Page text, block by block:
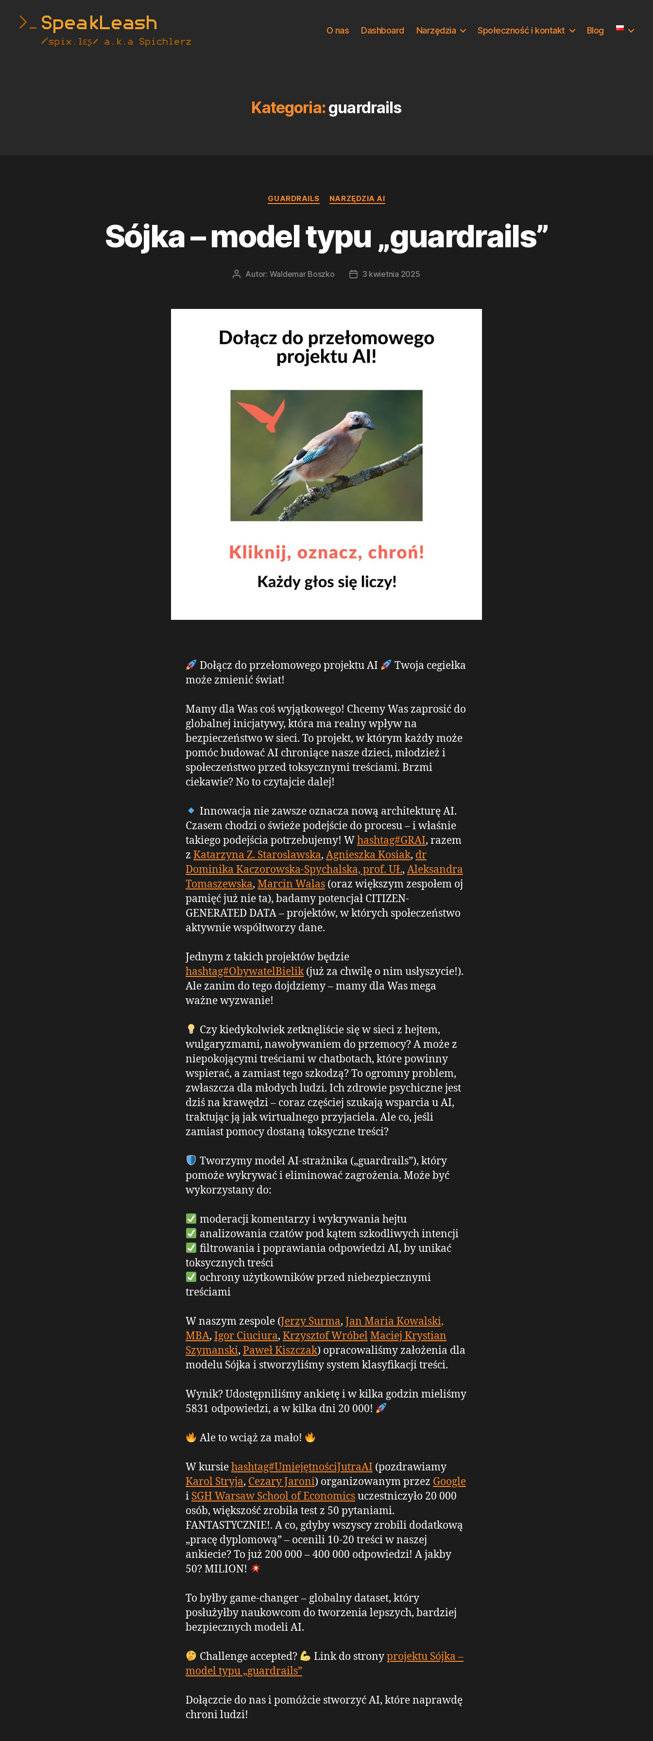
O nas Dashboard Narzędzia Społeczność i kontakt Blog
Kategoria: guardrails
Kategorie
GUARDRAILS NARZĘDZIA AI
Sójka – model typu „guardrails”
AutorAutor: Waldemar Boszko
Data3 kwietnia 2025
Dołącz do przełomowego projektu AI
Twoja cegiełka
może zmienić świat!
Mamy dla Was coś wyjątkowego! Chcemy Was zaprosić do
globalnej inicjatywy, która ma realny wpływ na
bezpieczeństwo w sieci. To projekt, w którym każdy może
pomóc budować AI chroniące nasze dzieci, młodzież i
społeczeństwo przed toksycznymi treściami. Brzmi
ciekawie? No to czytajcie dalej!
Innowacja nie zawsze oznacza nową architekturę AI.
Czasem chodzi o świeże podejście do procesu – i właśnie
takiego podejścia potrzebujemy! Whashtag#GRAI, razem
z Katarzyna Z. Staroslawska, Agnieszka Kosiak, dr
Dominika Kaczorowska-Spychalska, prof. UŁ, Aleksandra
Tomaszewska, Marcin Walas (oraz większym zespołem oj
pamięć już nie ta), badamy potencjał CITIZEN-
GENERATED DATA – projektów, w których społeczeństwo
aktywnie współtworzy dane.
Jednym z takich projektów będzie
hashtag#ObywatelBielik(już za chwilę o nim usłyszycie!).
Ale zanim do tego dojdziemy – mamy dla Was mega
ważne wyzwanie!
Czy kiedykolwiek zetknęliście się w sieci z hejtem,
wulgaryzmami, nawoływaniem do przemocy? A może z
niepokojącymi treściami w chatbotach, które powinny
wspierać, a zamiast tego szkodzą? To ogromny problem,
zwłaszcza dla młodych ludzi. Ich zdrowie psychiczne jest
dziś na krawędzi – coraz częściej szukają wsparcia u AI,
traktując ją jak wirtualnego przyjaciela. Ale co, jeśli
zamiast pomocy dostaną toksyczne treści?
Tworzymy model AI-strażnika („guardrails”), który
pomoże wykrywać i eliminować zagrożenia. Może być
wykorzystany do:
moderacji komentarzy i wykrywania hejtu
analizowania czatów pod kątem szkodliwych intencji
filtrowania i poprawiania odpowiedzi AI, by unikać
toksycznych treści
ochrony użytkowników przed niebezpiecznymi
treściami
W naszym zespole (Jerzy Surma, Jan Maria Kowalski,
MBA, Igor Ciuciura, Krzysztof WróbelMaciej Krystian
Szymanski, Paweł Kiszczak) opracowaliśmy założenia dla
modelu Sójka i stworzyliśmy system klasyfikacji treści.
Wynik? Udostępniliśmy ankietę i w kilka godzin mieliśmy
5831 odpowiedzi, a w kilka dni 20 000!
Ale to wciąż za mało!
W kursiehashtag#UmiejętnościJutraAI (pozdrawiamy
Karol Stryja, Cezary Jaroni) organizowanym przez Google
i SGH Warsaw School of Economicsuczestniczyło 20 000
osób, większość zrobiła test z 50 pytaniami.
FANTASTYCZNIE!. A co, gdyby wszyscy zrobili dodatkową
„pracę dyplomową” – ocenili 10-20 treści w naszej
ankiecie? To już 200 000 – 400 000 odpowiedzi! A jakby
50? MILION!
To byłby game-changer – globalny dataset, który
posłużyłby naukowcom do tworzenia lepszych, bardziej
bezpiecznych modeli AI.
Challenge accepted? Link do stronyprojektu Sójka –
model typu „guardrails”
Dołączcie do nas i pomóżcie stworzyć AI, które naprawdę
chroni ludzi!